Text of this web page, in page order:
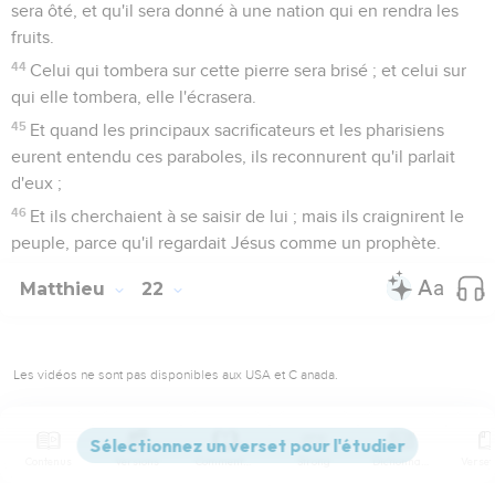
sera ôté, et qu'il sera donné à une nation qui en rendra les
fruits.
44 Celui qui tombera sur cette pierre sera brisé ; et celui sur
qui elle tombera, elle l'écrasera.
45 Et quand les principaux sacrificateurs et les pharisiens
eurent entendu ces paraboles, ils reconnurent qu'il parlait
d'eux ;
46 Et ils cherchaient à se saisir de lui ; mais ils craignirent le
peuple, parce qu'il regardait Jésus comme un prophète.
Matthieu 22
Les vidéos ne sont pas disponibles aux USA et C anada.
La parabole du grand repas de mariage
Versions Commentaires Strong